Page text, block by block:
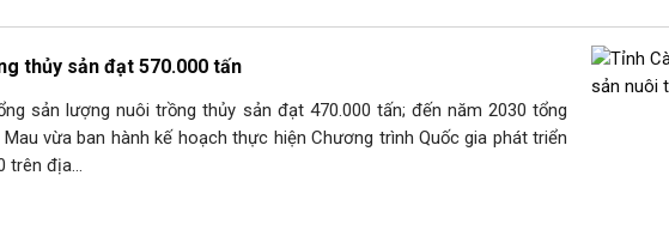
thủy sản đạt 570.000 tấn
sản lượng nuôi trồng thủy sản đạt 470.000 tấn; đến năm 2030 tổng
vừa ban hành kế hoạch thực hiện Chương trình Quốc gia phát triển
trên địa…